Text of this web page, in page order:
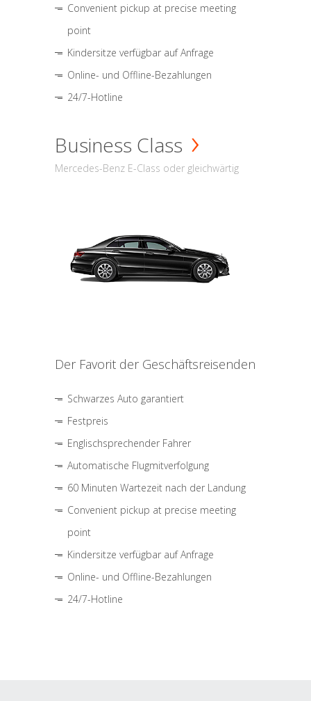
Convenient pickup at precise meeting
point
Kindersitze verfügbar auf Anfrage
Online- und Offline-Bezahlungen
24/7-Hotline
Business Class
Mercedes-Benz E-Class oder gleichwärtig
Der Favorit der Geschäftsreisenden
Schwarzes Auto garantiert
Festpreis
Englischsprechender Fahrer
Automatische Flugmitverfolgung
60 Minuten Wartezeit nach der Landung
Convenient pickup at precise meeting
point
Kindersitze verfügbar auf Anfrage
Online- und Offline-Bezahlungen
24/7-Hotline